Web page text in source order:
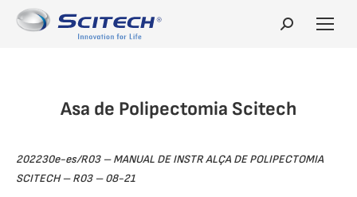
Search:
Asa de Polipectomia Scitech
202230e-es/R03 – MANUAL DE INSTR ALÇA DE POLIPECTOMIA
SCITECH – R03 – 08-21